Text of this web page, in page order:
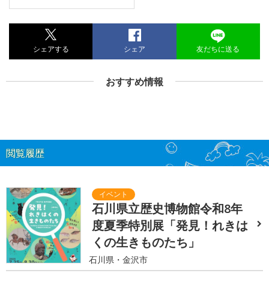
シェアする シェア 友だちに送る
おすすめ情報
閲覧履歴
石川県立歴史博物館令和8年
度夏季特別展「発見！れきは
くの生きものたち」
石川県・金沢市